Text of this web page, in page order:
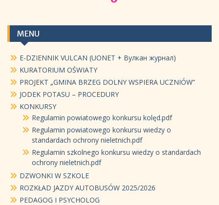
MENU
E-DZIENNIK VULCAN (UONET + Вулкан журнал)
KURATORIUM OŚWIATY
PROJEKT „GMINA BRZEG DOLNY WSPIERA UCZNIÓW”
JODEK POTASU – PROCEDURY
KONKURSY
Regulamin powiatowego konkursu kolęd.pdf
Regulamin powiatowego konkursu wiedzy o
standardach ochrony nieletnich.pdf
Regulamin szkolnego konkursu wiedzy o standardach
ochrony nieletnich.pdf
DZWONKI W SZKOLE
ROZKŁAD JAZDY AUTOBUSÓW 2025/2026
PEDAGOG I PSYCHOLOG